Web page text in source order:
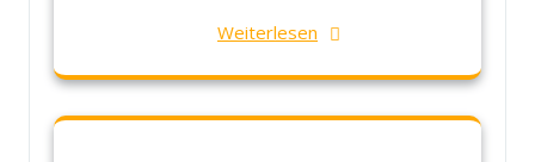
Weiterlesen